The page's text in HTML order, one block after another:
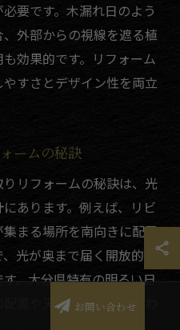
要です。木漏れ日のよう
外部からの視線を遮る植
効果的です。リフォーム
すさとデザイン性を両立
ームの秘訣
リフォームの秘訣は、光
あります。例えば、リビ
まる場所を南向きに配置
光が奥まで届く開放的な
。大分県特有の明るい日
置や天井の高さにこだわ
お問い合わせ